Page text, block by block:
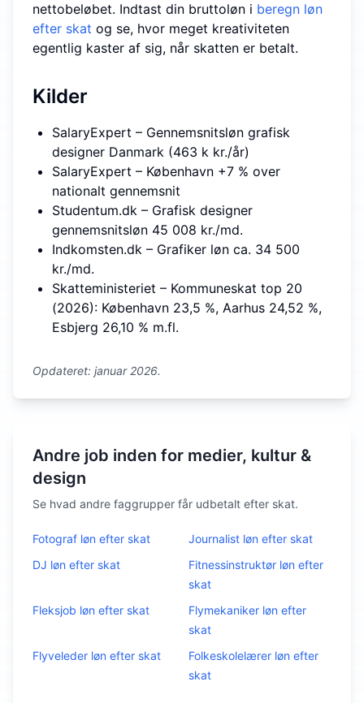
nettobeløbet. Indtast din bruttoløn i beregn løn
efter skat og se, hvor meget kreativiteten
egentlig kaster af sig, når skatten er betalt.
Kilder
SalaryExpert – Gennemsnitsløn grafisk
designer Danmark (463 k kr./år)
SalaryExpert – København +7 % over
nationalt gennemsnit
Studentum.dk – Grafisk designer
gennemsnitsløn 45 008 kr./md.
Indkomsten.dk – Grafiker løn ca. 34 500
kr./md.
Skatteministeriet – Kommuneskat top 20
(2026): København 23,5 %, Aarhus 24,52 %,
Esbjerg 26,10 % m.fl.
Opdateret: januar 2026.
Andre job inden for medier, kultur &
design
Se hvad andre faggrupper får udbetalt efter skat.
Fotograf løn efter skat Journalist løn efter skat
DJ løn efter skat Fitnessinstruktør løn efter
skat
Fleksjob løn efter skat Flymekaniker løn efter
skat
Flyveleder løn efter skat Folkeskolelærer løn efter
skat